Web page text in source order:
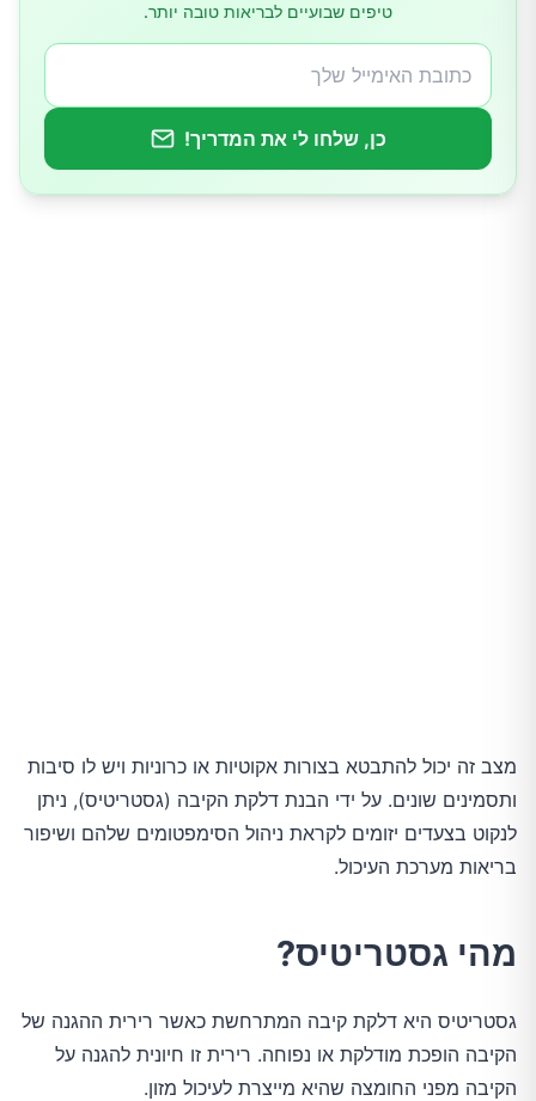
טיפים שבועיים לבריאות טובה יותר.
כן, שלחו לי את המדריך!
מצב זה יכול להתבטא בצורות אקוטיות או כרוניות ויש לו סיבות
ותסמינים שונים. על ידי הבנת דלקת הקיבה (גסטריטיס), ניתן
לנקוט בצעדים יזומים לקראת ניהול הסימפטומים שלהם ושיפור
בריאות מערכת העיכול.
מהי גסטריטיס?
גסטריטיס היא דלקת קיבה המתרחשת כאשר רירית ההגנה של
הקיבה הופכת מודלקת או נפוחה. רירית זו חיונית להגנה על
הקיבה מפני החומצה שהיא מייצרת לעיכול מזון.